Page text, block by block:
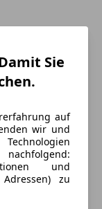
Sie
auf
wir und
und
zu